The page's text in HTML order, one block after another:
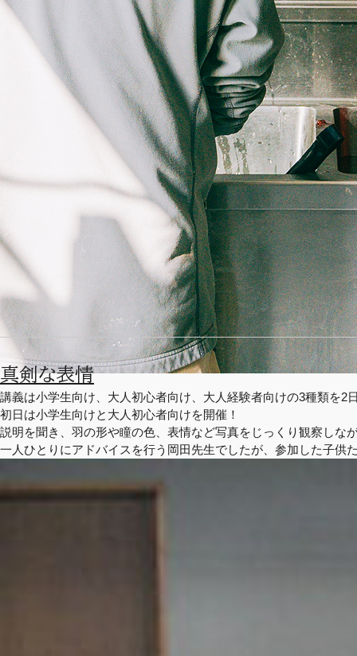
真剣な表情
講義は小学生向け、大人初心者向け、大人経験者向けの3種類を2
初日は小学生向けと大人初心者向けを開催！
説明を聞き、羽の形や瞳の色、表情など写真をじっくり観察しな
一人ひとりにアドバイスを行う岡田先生でしたが、参加した子供